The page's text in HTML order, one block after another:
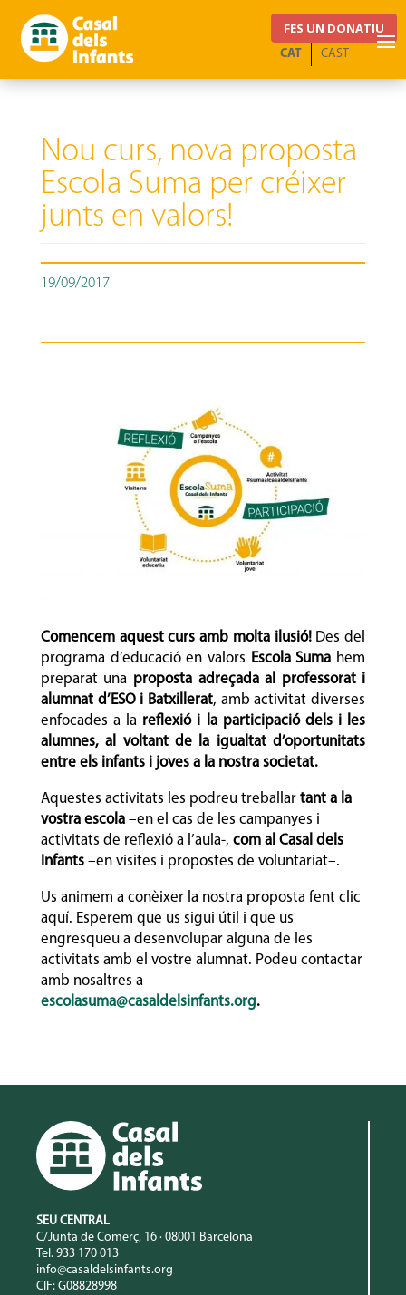
FES UN DONATIU
CAST
CAT
Nou curs, nova proposta
Escola Suma per créixer
junts en valors!
19/09/2017
Comencem aquest curs amb molta ilusió!Des del
programa d’educació en valors Escola Suma hem
preparat una proposta adreçada al professorat i
alumnat d’ESO i Batxillerat, amb activitat diverses
enfocades a la reflexió i la participació dels i les
alumnes, al voltant de la igualtat d’oportunitats
entre els infants i joves a la nostra societat.
Aquestes activitats les podreu treballar tant a la
vostra escola–en el cas de les campanyes i
activitats de reflexió a l’aula-, com al Casal dels
Infants–en visites i propostes de voluntariat–.
Us animem a conèixer la nostra proposta fent clic
aquí. Esperem que us sigui útil i que us
engresqueu a desenvolupar alguna de les
activitats amb el vostre alumnat. Podeu contactar
amb nosaltres a
escolasuma@casaldelsinfants.org.
SEU CENTRAL
C/Junta de Comerç, 16 · 08001 Barcelona
Tel. 933 170 013
info@casaldelsinfants.org
CIF: G08828998